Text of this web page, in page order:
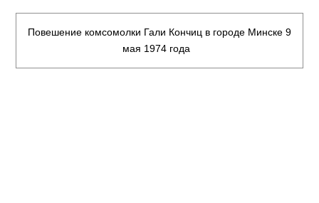
Повешение комсомолки Гали Кончиц в городе Минске 9
мая 1974 года